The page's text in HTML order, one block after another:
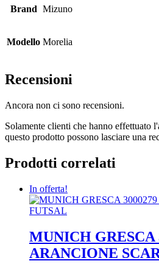
Brand Mizuno
Modello Morelia
Recensioni
Ancora non ci sono recensioni.
Solamente clienti che hanno effettuato
questo prodotto possono lasciare una
Prodotti correlati
In offerta!
MUNICH GRESCA
ARANCIONE